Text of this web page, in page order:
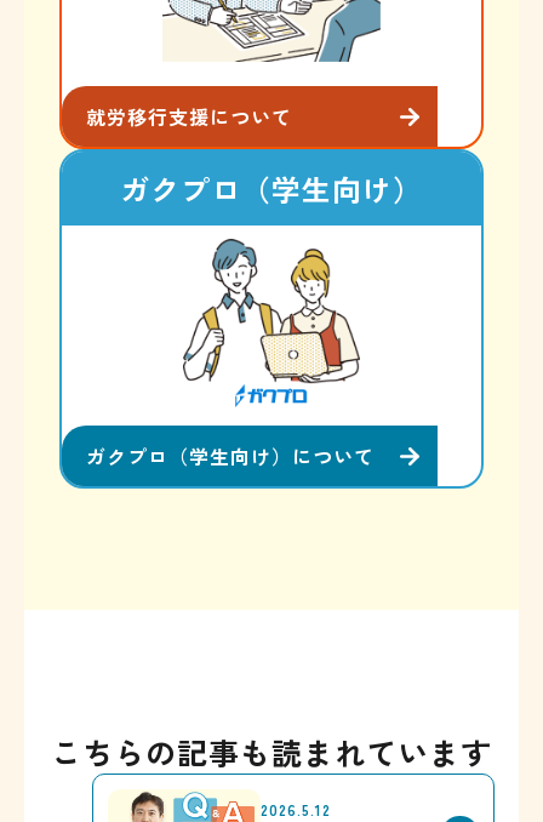
就労移行支援について
ガクプロ（学生向け）
ガクプロ（学生向け）について
こちらの記事も読まれています
2026.5.12